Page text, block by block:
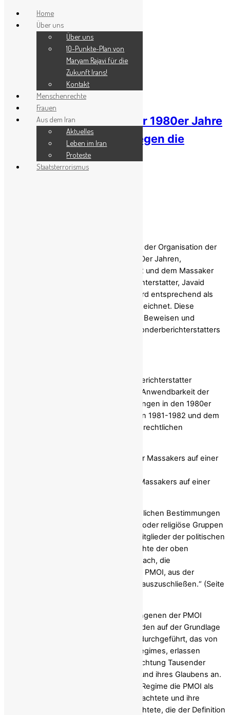
Skip to content
UN-Berichterstatter:
Massenhinrichtungen der 1980er Jahre
im Iran als Verbrechen gegen die
Menschlichkeit!
Die Massenhinrichtung von Mitgliedern der Organisation der
Volksmojahedin Iran (PMOI) in den 1980er Jahren,
insbesondere in den Jahren 1981-1982 und dem Massaker
von 1988, wurde vom UN-Sonderberichterstatter, Javaid
Rehman, als den Kriterien für Völkermord entsprechend als
Verbrechen gegen die Menschheit bezeichnet. Diese
Feststellung basiert auf umfangreichen Beweisen und
Zeugenaussagen, die im Bericht des Sonderberichterstatters
Dem Bericht zufolge stellt der Sonderberichterstatter
Folgendes fest: „Jede Überlegung zur Anwendbarkeit der
Völkermordkonvention auf Massentötungen in den 1980er
Jahren und insbesondere in den Jahren 1981-1982 und dem
Massaker von 1988 hat zu erheblichen rechtlichen
Fotos von einigen Opfern des 1988er Massakers auf einer
Wie bereits erwähnt, sind die herkömmlichen Bestimmungen
nur auf nationale, ethnische, rassische oder religiöse Gruppen
beschränkt; Diese Definition schließt Mitglieder der politischen
Opposition aus. Dennoch ist es – im Lichte der oben
genannten Beobachtungen – nicht einfach, die
Oppositionsgruppen, insbesondere die PMOI, aus der
Kategorie einer „geschützten Gruppe“ auszuschließen.“ (Seite
Die Massenmorde an politischen Gefangenen der PMOI
während des Massakers von 1988 wurden auf der Grundlage
einer Fatwa, eines religiösen Dekrets, durchgeführt, das von
Chomeini, dem obersten Führer des Regimes, erlassen
wurde. Dieses Dekret ordnete die Hinrichtung Tausender
MEK-Mitglieder und Unterstützer aufgrund ihres Glaubens an.
Der Bericht betont, dass das iranische Regime die PMOI als
eine religiös abweichende Gruppe betrachtete und ihre
Handlungen damit auf Absichten ausrichtete, die der Definition
Home
Über uns
Über uns
10-Punkte-Plan von
Maryam Rajavi für die
Zukunft Irans!
Kontakt
Menschenrechte
Frauen
Aus dem Iran
Aktuelles
Leben im Iran
Proteste
Staatsterrorismus